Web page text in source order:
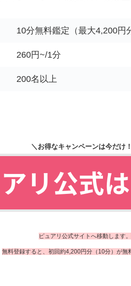
10分無料鑑定（最大4,200円
260円~/1分
200名以上
＼お得なキャンペーンは今だけ
ピュアリ公式サイトへ移動します。
無料登録すると、初回約4,200円分（10分）が無